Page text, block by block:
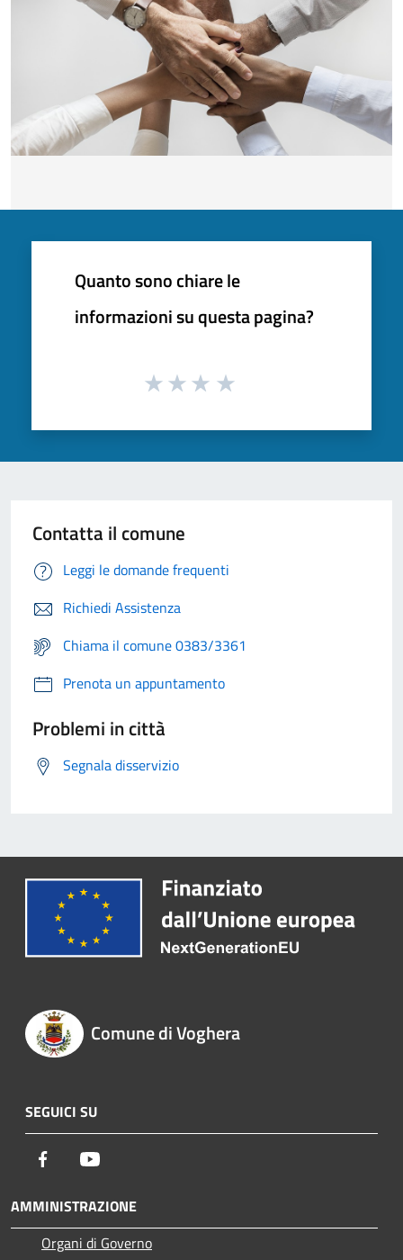
Quanto sono chiare le
informazioni su questa pagina?
Contatta il comune
Leggi le domande frequenti
Richiedi Assistenza
Chiama il comune 0383/3361
Prenota un appuntamento
Problemi in città
Segnala disservizio
Comune di Voghera
SEGUICI SU
Facebook
AMMINISTRAZIONE
Organi di Governo